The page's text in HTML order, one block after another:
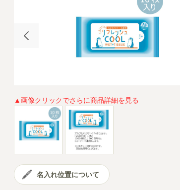
▲画像クリックでさらに商品詳細を見る
名入れ位置について